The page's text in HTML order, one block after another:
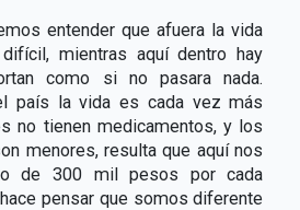
entender que afuera la vida
mientras aquí dentro hay
como si no pasara nada.
país la vida es cada vez más
no tienen medicamentos, y los
menores, resulta que aquí nos
de 300 mil pesos por cada
pensar que somos diferente